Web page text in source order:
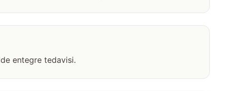
entegre tedavisi.